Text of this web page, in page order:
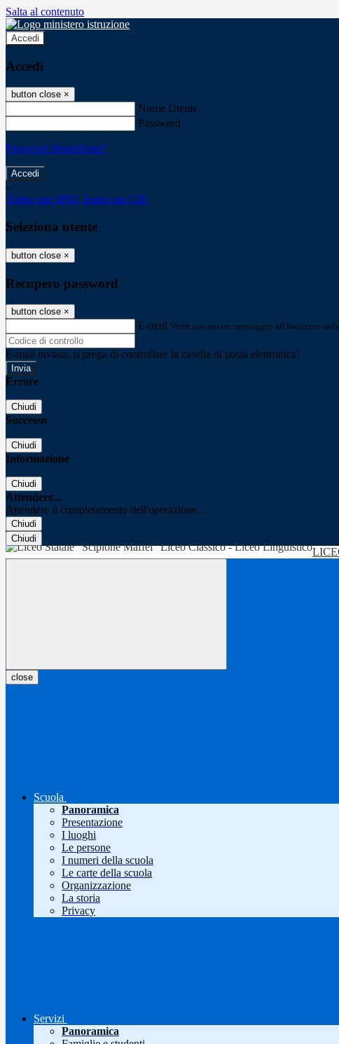
Salta al contenuto
Accedi
Accedi
button close ×
Nome Utente
Password
Password dimenticata?
-
Entra con SPID Entra con CIE
Seleziona utente
button close ×
Recupero password
button close ×
E-mail Verrà inviato un messaggio all'indirizzo
E-mail inviata, si prega di controllare la casella di posta elettronica!
Errore
Chiudi
Successo
Chiudi
Informazione
Chiudi
Attendere...
Attendere il completamento dell'operazione...
Chiudi
Chiudi
close
Scuola
Panoramica
Presentazione
I luoghi
Le persone
I numeri della scuola
Le carte della scuola
Organizzazione
La storia
Privacy
Servizi
Panoramica